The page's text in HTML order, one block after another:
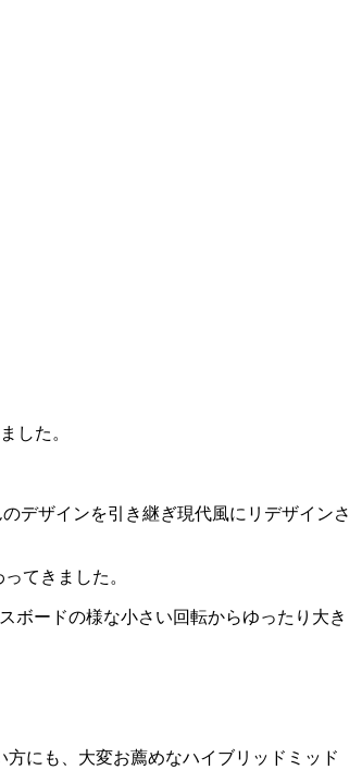
した。
デザインを引き継ぎ現代風にリデザインさ
てきました。
ボードの様な小さい回転からゆったり大き
にも、大変お薦めなハイブリッドミッド